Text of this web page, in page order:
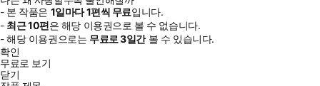
- 본 작품은 1일마다1편씩 무료입니다.
- 최근10편은 해당 이용권으로 볼 수 없습니다.
- 해당 이용권으로는 무료로3일간볼 수 있습니다.
확인
무료로 보기
닫기